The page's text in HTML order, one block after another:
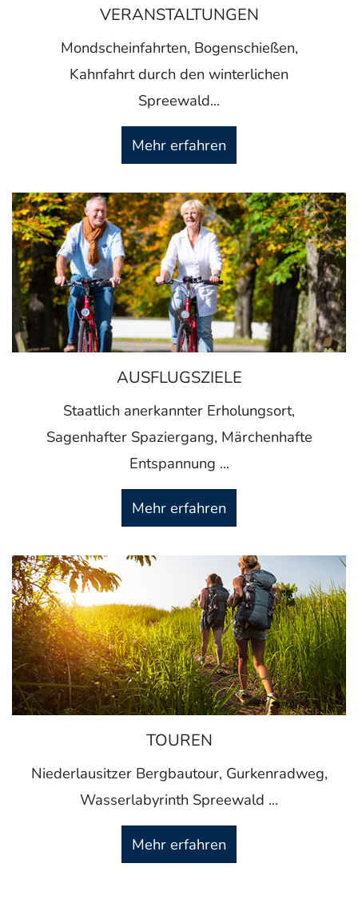
VERANSTALTUNGEN
Mondscheinfahrten, Bogenschießen,
Kahnfahrt durch den winterlichen
Spreewald...
Mehr erfahren
AUSFLUGSZIELE
Staatlich anerkannter Erholungsort,
Sagenhafter Spaziergang, Märchenhafte
Entspannung ...
Mehr erfahren
TOUREN
Niederlausitzer Bergbautour, Gurkenradweg,
Wasserlabyrinth Spreewald ...
Mehr erfahren